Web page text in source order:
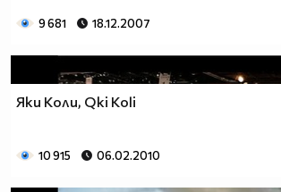
9 681 18.12.2007
Яки Коли, Qki Koli
10 915 06.02.2010